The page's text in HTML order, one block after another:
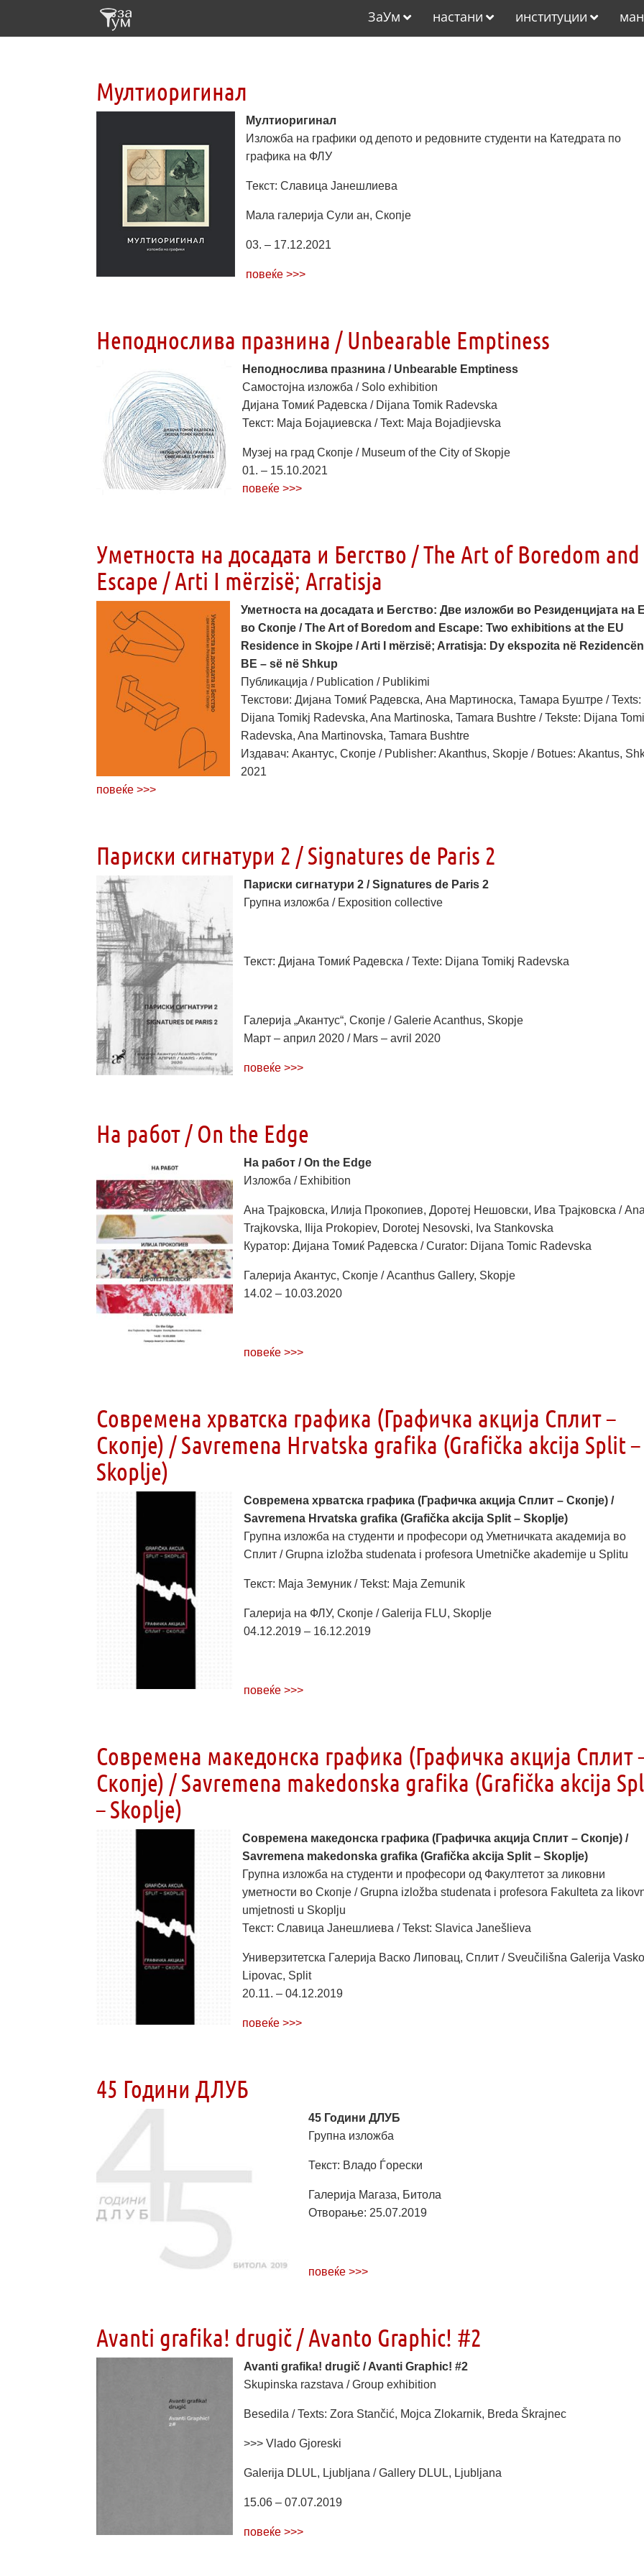
ЗаУм настани институции
Мултиоригинал
Мултиоригинал
Изложба на графики од депото и редовните студенти на Катедрата по
графика на ФЛУ
Текст: Славица Јанешлиева
Мала галерија Сули ан, Скопје
03. – 17.12.2021
повеќе >>>
Неподнослива празнина / Unbearable Emptiness
Неподнослива празнина / Unbearable Emptiness
Самостојна изложба / Solo exhibition
Дијана Томиќ Радевска / Dijana Tomik Radevska
Текст: Маја Бојаџиевска / Text: Маја Bojadjievska
Музеј на град Скопје / Museum of the City of Skopje
01. – 15.10.2021
повеќе >>>
Уметноста на досадата и Бегство / The Art of Boredom and
Escape / Arti I mërzisë; Arratisja
Уметноста на досадата и Бегство: Две изложби во Резиденцијата на
во Скопје / The Art of Boredom and Escape: Two exhibitions at the EU
Residence in Skojpe / Arti I mërzisë; Arratisja: Dy ekspozita në
BE – së në Shkup
Публикација / Publication / Publikimi
Текстови: Дијана Томиќ Радевска, Ана Мартиноска, Тамара Буштре / Texts:
Dijana Tomikj Radevska, Ana Martinoska, Tamara Bushtre / Tekste: Dijana
Radevska, Ana Martinovska, Tamara Bushtre
Издавач: Акантус, Скопје / Publisher: Akanthus, Skopje / Botues: Akantus,
2021
повеќе >>>
Париски сигнатури 2 / Signatures de Paris 2
Париски сигнатури 2 / Signatures de Paris 2
Групна изложба / Exposition collective
Текст: Дијана Томиќ Радевска / Texte: Dijana Tomikj Radevska
Галерија „Акантус“, Скопје / Galerie Acanthus, Skopje
Март – април 2020 / Mars – avril 2020
повеќе >>>
На работ / On the Edge
На работ / On the Edge
Изложба / Еxhibition
Ана Трајковска, Илија Прокопиев, Доротеј Нешовски, Ива Трајковска / Ana
Trajkovska, Ilija Prokopiev, Dorotej Nesovski, Iva Stankovska
Куратор: Дијана Томиќ Радевска / Curator: Dijana Tomic Radevska
Галерија Акантус, Скопје / Acanthus Gallery, Skopje
14.02 – 10.03.2020
повеќе >>>
Современа хрватска графика (Графичка акција Сплит –
Скопје) / Savremena Hrvatska grafika (Grafička akcija Split –
Skoplje)
Современа хрватска графика (Графичка акција Сплит – Скопје) /
Savremena Hrvatska grafika (Grafička akcija Split – Skoplje)
Групна изложба на студенти и професори од Уметничката академија во
Сплит / Grupna izložba studenata i profesora Umetničke akademije u Splitu
Текст: Маја Земуник / Tekst: Maja Zemunik
Галерија на ФЛУ, Скопје / Galerija FLU, Skoplje
04.12.2019 – 16.12.2019
повеќе >>>
Современа македонска графика (Графичка акција Сплит
Скопје) / Savremena makedonska grafika (Grafička akcija
– Skoplje)
Современа македонска графика (Графичка акција Сплит – Скопје) /
Savremena makedonska grafika (Grafička akcija Split – Skoplje)
Групна изложба на студенти и професори од Факултетот за ликовни
уметности во Скопје / Grupna izložba studenata i profesora Fakulteta za
umjetnosti u Skoplju
Текст: Славица Јанешлиева / Tekst: Slavica Janešlieva
Универзитетска Галерија Васко Липовац, Сплит / Sveučilišna Galerija Vasko
Lipovac, Split
20.11. – 04.12.2019
повеќе >>>
45 Години ДЛУБ
45 Години ДЛУБ
Групна изложба
Текст: Владо Ѓорески
Галерија Магаза, Битола
Отворање: 25.07.2019
повеќе >>>
Avanti grafika! drugič / Avanto Graphic! #2
Avanti grafika! drugič / Avanti Graphic! #2
Skupinska razstava / Group exhibition
Besedila / Texts: Zora Stančić, Mojca Zlokarnik, Breda Škrajnec
>>> Vlado Gjoreski
Galerija DLUL, Ljubljana / Gallery DLUL, Ljubljana
15.06 – 07.07.2019
повеќе >>>